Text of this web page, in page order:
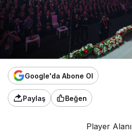
Google'da Abone Ol
Paylaş Beğen
Player Alanı